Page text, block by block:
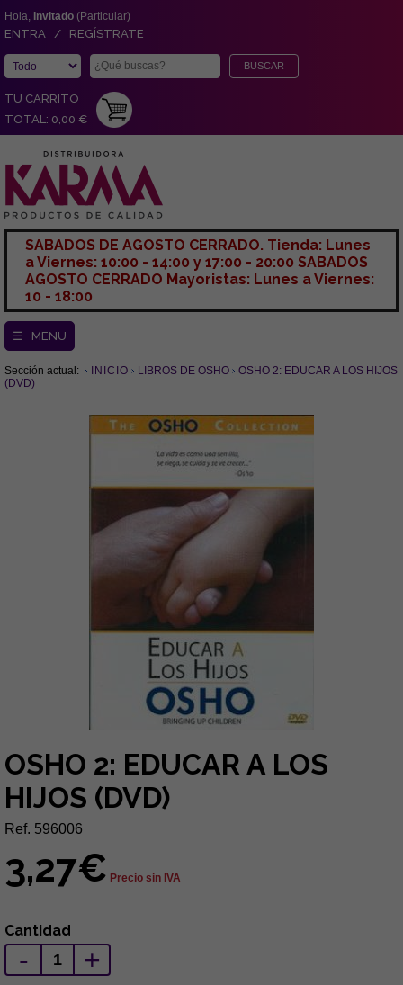
Hola, Invitado (Particular)
ENTRA / REGÍSTRATE
TU CARRITO
TOTAL: 0,00 €
SABADOS DE AGOSTO CERRADO. Tienda: Lunes
a Viernes: 10:00 - 14:00 y 17:00 - 20:00 SABADOS
AGOSTO CERRADO Mayoristas: Lunes a Viernes:
10 - 18:00
☰ MENU
Sección actual: INICIO LIBROS DE OSHO
OSHO 2: EDUCAR A LOS HIJOS
(DVD)
OSHO 2: EDUCAR A LOS
HIJOS (DVD)
Ref. 596006
3,27€ Precio sin IVA
Cantidad
- +